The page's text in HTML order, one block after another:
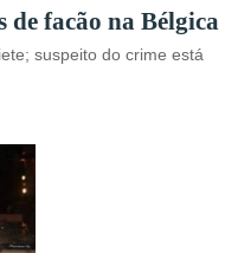
facão na Bélgica
suspeito do crime está